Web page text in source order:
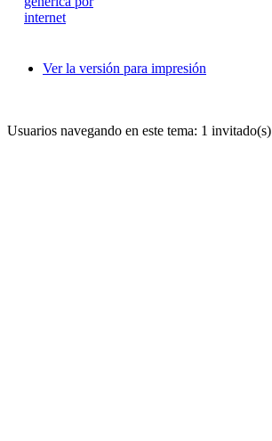
internet
Ver la versión para impresión
Usuarios navegando en este tema: 1 invitado(s)